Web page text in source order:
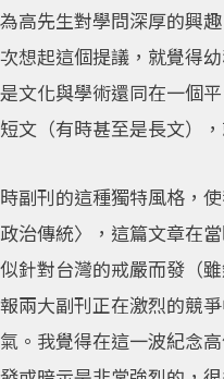
高先生對學問深厚的興
想起這個提議，就覺得
文化與學術還同在一個
文（有時甚至是長文）
副刊的這種獨特風格，
治傳統〉，這篇文章在
針對台灣的戒嚴而發（
兩大副刊正在激烈的競
。我覺得在這一波紀念